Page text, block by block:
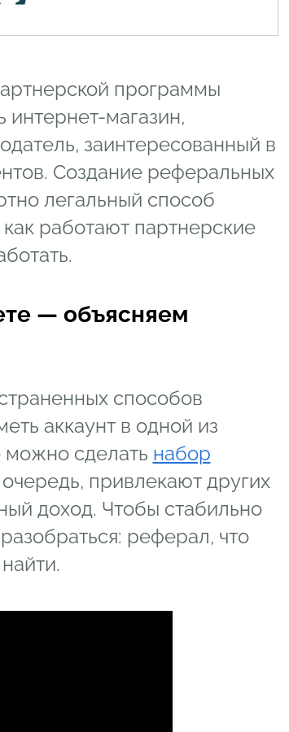
программы
магазин,
заинтересованный в
Создание реферальных
легальный способ
работают партнерские
— объясняем
способов
аккаунт в одной из
можно сделать набор
привлекают других
доход. Чтобы стабильно
реферал, что